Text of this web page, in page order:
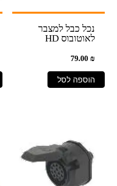
נכל כבל למצבר
לאוטובוס HD
79.00₪
הוספה לסל